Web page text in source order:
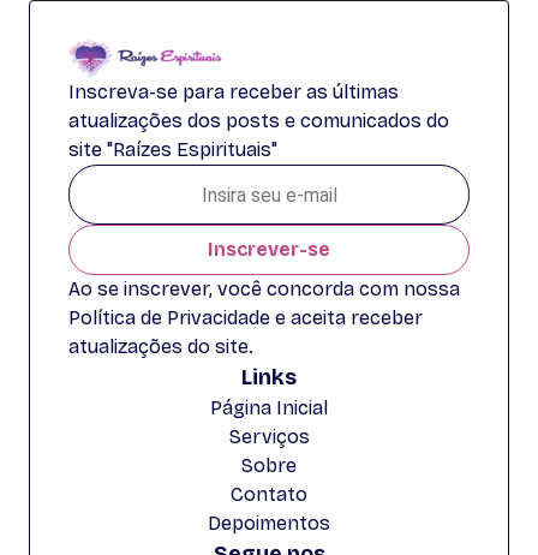
Inscreva-se para receber as últimas
atualizações dos posts e comunicados do
site "Raízes Espirituais"
Inscrever-se
Ao se inscrever, você concorda com nossa
Política de Privacidade e aceita receber
atualizações do site.
Links
Página Inicial
Serviços
Sobre
Contato
Depoimentos